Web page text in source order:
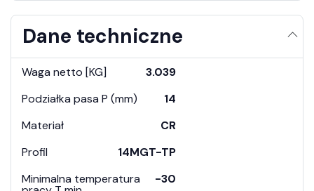
Dane techniczne
Waga netto [KG]
3.039
Podziałka pasa P (mm)
14
Materiał
CR
Profil
14MGT-TP
Minimalna temperatura
-30